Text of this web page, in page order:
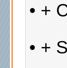
• +
• +